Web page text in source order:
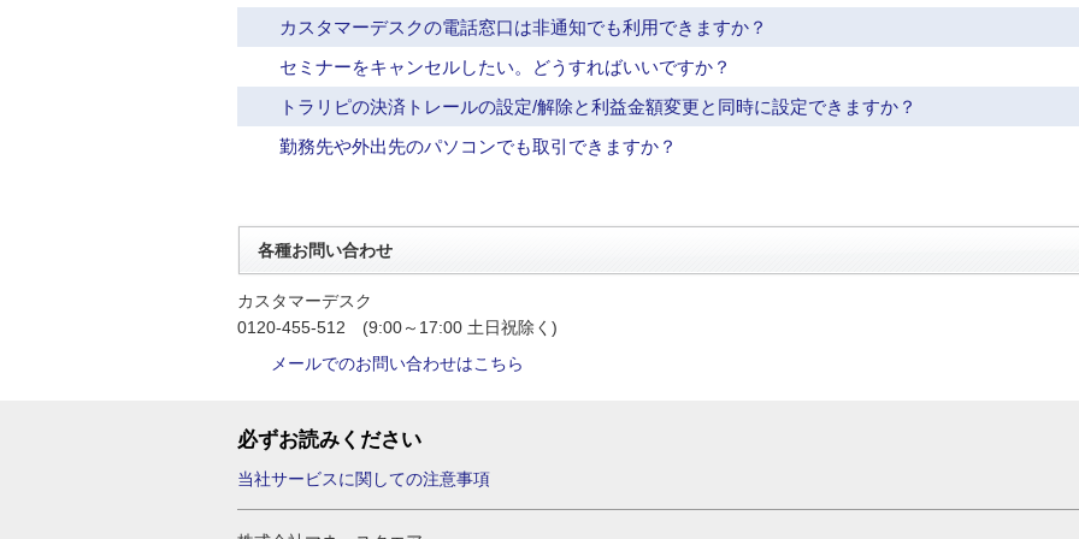
カスタマーデスクの電話窓口は非通知でも利用できますか？
セミナーをキャンセルしたい。どうすればいいですか？
トラリピの決済トレールの設定/解除と利益金額変更と同時に設定できますか？
勤務先や外出先のパソコンでも取引できますか？
各種お問い合わせ
カスタマーデスク
0120-455-512 (9:00～17:00 土日祝除く)
メールでのお問い合わせはこちら
必ずお読みください
当社サービスに関しての注意事項